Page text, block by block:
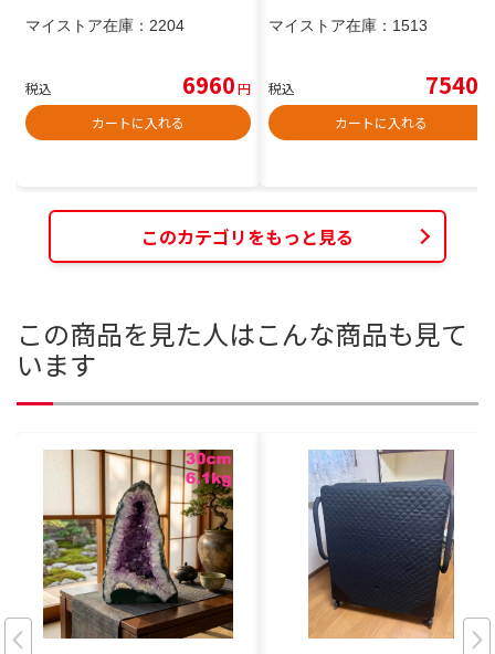
マイストア在庫： 2204
税込 6960円
カートに入れる
マイストア在庫： 1513
税込 7540
カートに入れる
このカテゴリをもっと見る
この商品を見た人はこんな商品も見て
います